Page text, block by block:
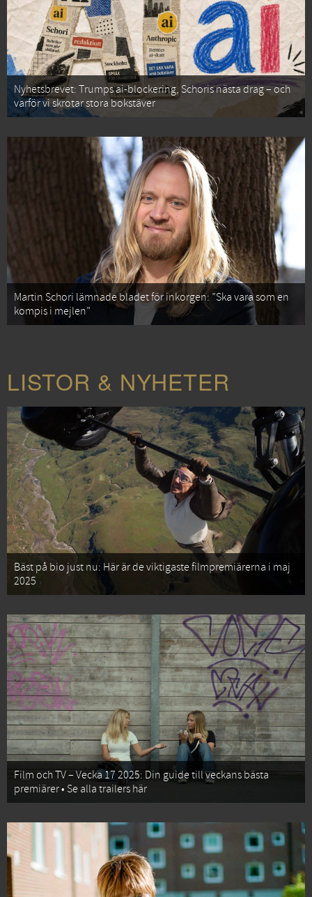
Nyhetsbrevet: Trumps ai-blockering, Schoris nästa drag – och
varför vi skrotar stora bokstäver
Martin Schori lämnade bladet för inkorgen: ”Ska vara som en
kompis i mejlen”
LISTOR & NYHETER
Bäst på bio just nu: Här är de viktigaste filmpremiärerna i maj
2025
Film och TV – Vecka 17 2025: Din guide till veckans bästa
premiärer • Se alla trailers här